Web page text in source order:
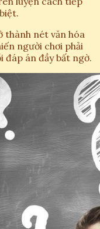
thành nét văn hóa
người chơi phải
đáp án đầy bất ngờ.